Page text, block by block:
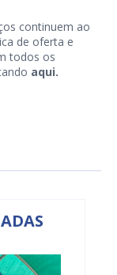
continuem ao
de oferta e
todos os
aqui.